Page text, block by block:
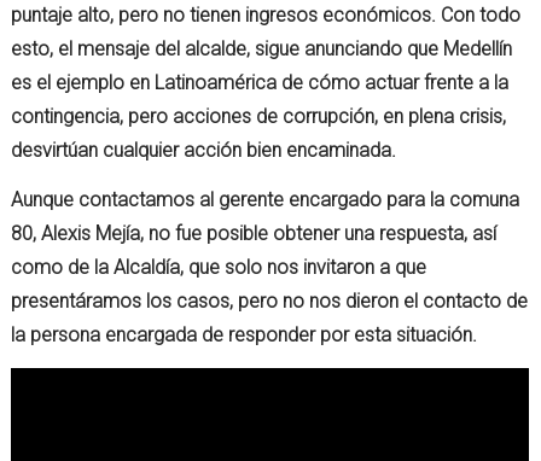
puntaje alto, pero no tienen ingresos económicos. Con todo
esto, el mensaje del alcalde, sigue anunciando que Medellín
es el ejemplo en Latinoamérica de cómo actuar frente a la
contingencia, pero acciones de corrupción, en plena crisis,
desvirtúan cualquier acción bien encaminada.
Aunque contactamos al gerente encargado para la comuna
80, Alexis Mejía, no fue posible obtener una respuesta, así
como de la Alcaldía, que solo nos invitaron a que
presentáramos los casos, pero no nos dieron el contacto de
la persona encargada de responder por esta situación.